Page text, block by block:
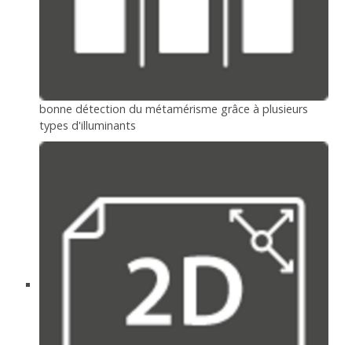
bonne détection du métamérisme grâce à plusieurs
types d'illuminants